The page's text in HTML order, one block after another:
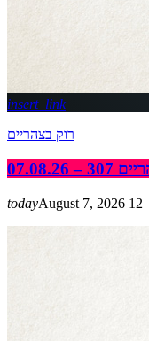
insert_link
רוק בצהריים
todayAugust 7, 2026 12